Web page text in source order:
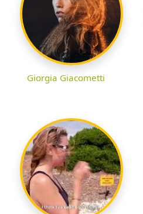
Giorgia Giacometti